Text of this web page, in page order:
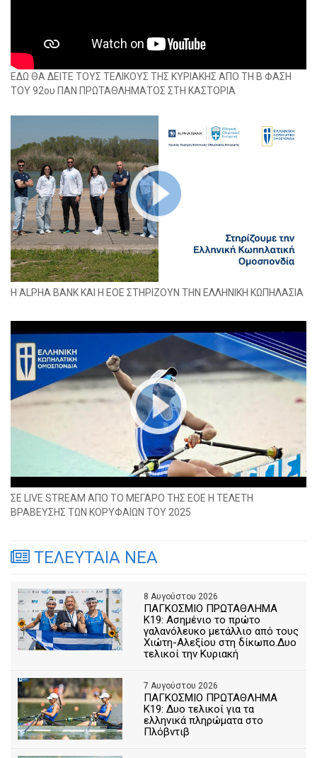
ΕΔΩ ΘΑ ΔΕΙΤΕ ΤΟΥΣ ΤΕΛΙΚΟΥΣ ΤΗΣ ΚΥΡΙΑΚΗΣ ΑΠΟ ΤΗ Β ΦΑΣΗ
ΤΟΥ 92ου ΠΑΝ ΠΡΩΤΑΘΛΗΜΑΤΟΣ ΣΤΗ ΚΑΣΤΟΡΙΑ
H ALPHA BANK ΚΑΙ Η ΕΟΕ ΣΤΗΡΙΖΟΥΝ ΤΗΝ ΕΛΛΗΝΙΚΗ ΚΩΠΗΛΑΣΙΑ
ΣΕ LIVE STREAM ΑΠΟ ΤΟ ΜΕΓΑΡΟ ΤΗΣ ΕΟΕ Η ΤΕΛΕΤΗ
ΒΡΑΒΕΥΣΗΣ ΤΩΝ ΚΟΡΥΦΑΙΩΝ ΤΟΥ 2025
ΤΕΛΕΥΤΑΙΑ ΝΕΑ
8 Αυγούστου 2026
ΠΑΓΚΟΣΜΙΟ ΠΡΩΤΑΘΛΗΜΑ
Κ19: Ασημένιο το πρώτο
γαλανόλευκο μετάλλιο από τους
Χιώτη-Αλεξίου στη δίκωπο.Δυο
τελικοί την Κυριακή
7 Αυγούστου 2026
ΠΑΓΚΟΣΜΙΟ ΠΡΩΤΑΘΛΗΜΑ
Κ19: Δυο τελικοί για τα
ελληνικά πληρώματα στο
Πλόβντιβ